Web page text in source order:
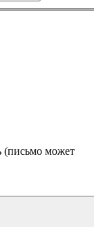
(письмо может